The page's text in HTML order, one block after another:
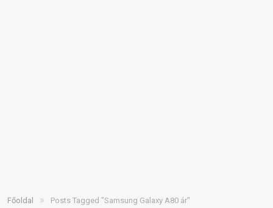
Főoldal » Posts Tagged "Samsung Galaxy A80 ár"